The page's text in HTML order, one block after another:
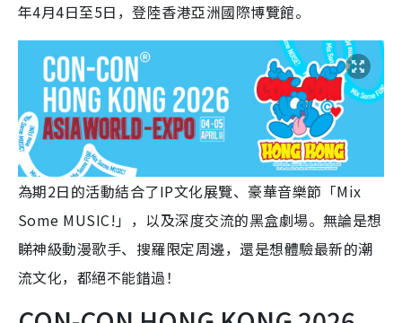
年4月4日至5日，登陸香港亞洲國際博覽館。
為期2日的活動結合了IP文化展覽、豪華音樂節「Mix
Some MUSIC!」，以及深度交流的黑盒劇場。無論是想
睇神級動漫歌手、搜羅限定周邊，還是想體驗最新的潮
流文化，都絕不能錯過！